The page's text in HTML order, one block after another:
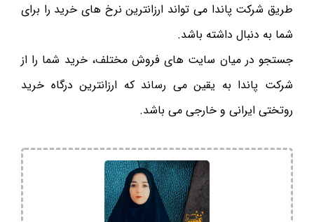
طریق شرکت پاندا می تواند ارزانترین نرخ های خرید را برای
شما به دنبال داشته باشد.
جستجو در میان سایت های فروش مختلف، خرید شما را از
شرکت پاندا به یقین می رساند که ارزانترین درگاه خرید
روتختی ایرانی و خارجی می باشد.